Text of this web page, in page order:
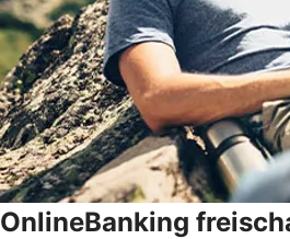
OnlineBanking